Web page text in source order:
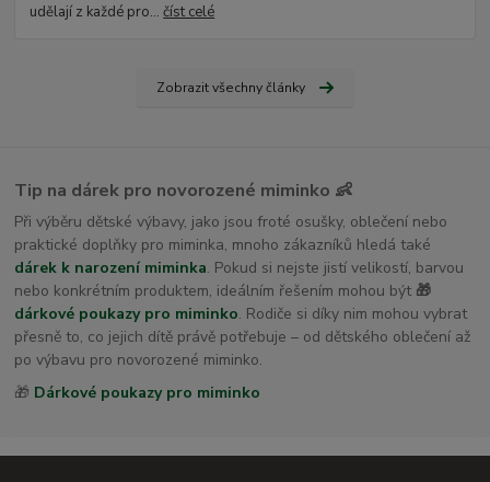
udělají z každé pro...číst celé
Zobrazit všechny články
Tip na dárek pro novorozené miminko 👶
Při výběru dětské výbavy, jako jsou froté osušky, oblečení nebo
praktické doplňky pro miminka, mnoho zákazníků hledá také
dárek k narození miminka. Pokud si nejste jistí velikostí, barvou
nebo konkrétním produktem, ideálním řešením mohou být 🎁
dárkové poukazy pro miminko. Rodiče si díky nim mohou vybrat
přesně to, co jejich dítě právě potřebuje – od dětského oblečení až
po výbavu pro novorozené miminko.
🎁 Dárkové poukazy pro miminko